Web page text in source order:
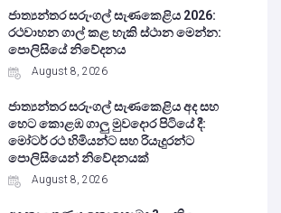
ජාත්‍යන්තර සරුංගල් සැණකෙළිය 2026:
රථවාහන ගාල් කළ හැකි ස්ථාන මෙන්න:
පොලිසියේ නිවේදනය
August 8, 2026
ජාත්‍යන්තර සරුංගල් සැණකෙළිය අද සහ
හෙට කොළඹ ගාලු මුවදොර පිටියේ දී:
මෝටර් රථ හිමියන්ට සහ රියැදුරන්ට
පොලිසියෙන් නිවේදනයක්
August 8, 2026